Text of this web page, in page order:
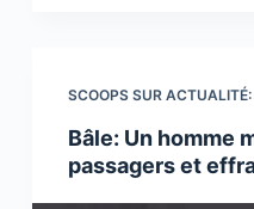
SCOOPS SUR ACTUALITÉ:
Bâle: Un homme
passagers et